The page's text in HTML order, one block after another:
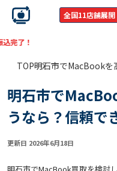
全国11店舗展開
TOP明石市でMacBookを
明石市で
うなら？信頼で
更新日 2026年6月18日